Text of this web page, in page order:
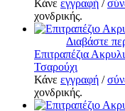
Κάνε εγγραφή /
χονδρικής.
Διαβάστε
Επιτραπέζια
Τσαρούχι
Κάνε εγγραφή /
χονδρικής.